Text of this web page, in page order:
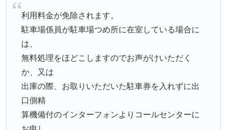
利用料金が免除されます。
駐車場係員が駐車場つめ所に在室している場合に
は、
無料処理をほどこしますのでお声がけいただく
か、又は
出庫の際、お取りいただいた駐車券を入れずに出
口側精
算機備付のインターフォンよりコールセンターに